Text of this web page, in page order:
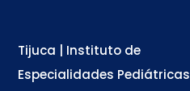
Tijuca | Instituto de
Especialidades Pediátricas